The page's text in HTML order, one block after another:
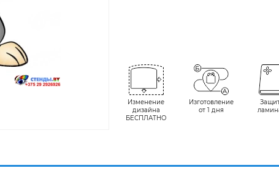
Изменение
дизайна
БЕСПЛАТНО
Изготовление
от 1 дня